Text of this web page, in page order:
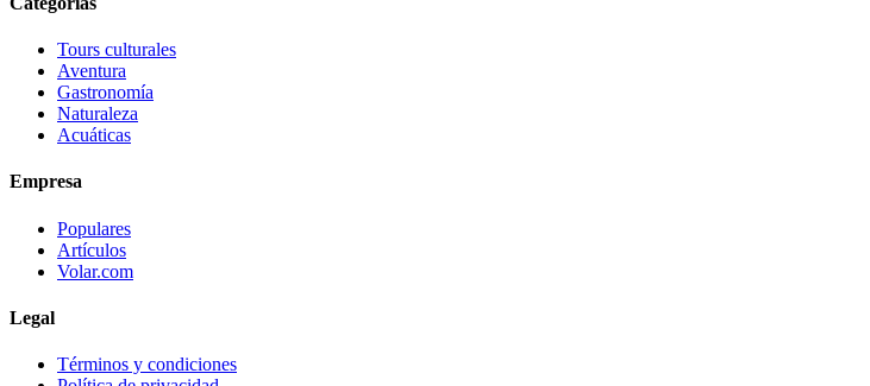
Tours culturales
Aventura
Gastronomía
Naturaleza
Acuáticas
Empresa
Populares
Artículos
Volar.com
Legal
Términos y condiciones